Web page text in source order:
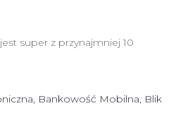
super z przynajmniej 10
, Bankowość Mobilna, Blik